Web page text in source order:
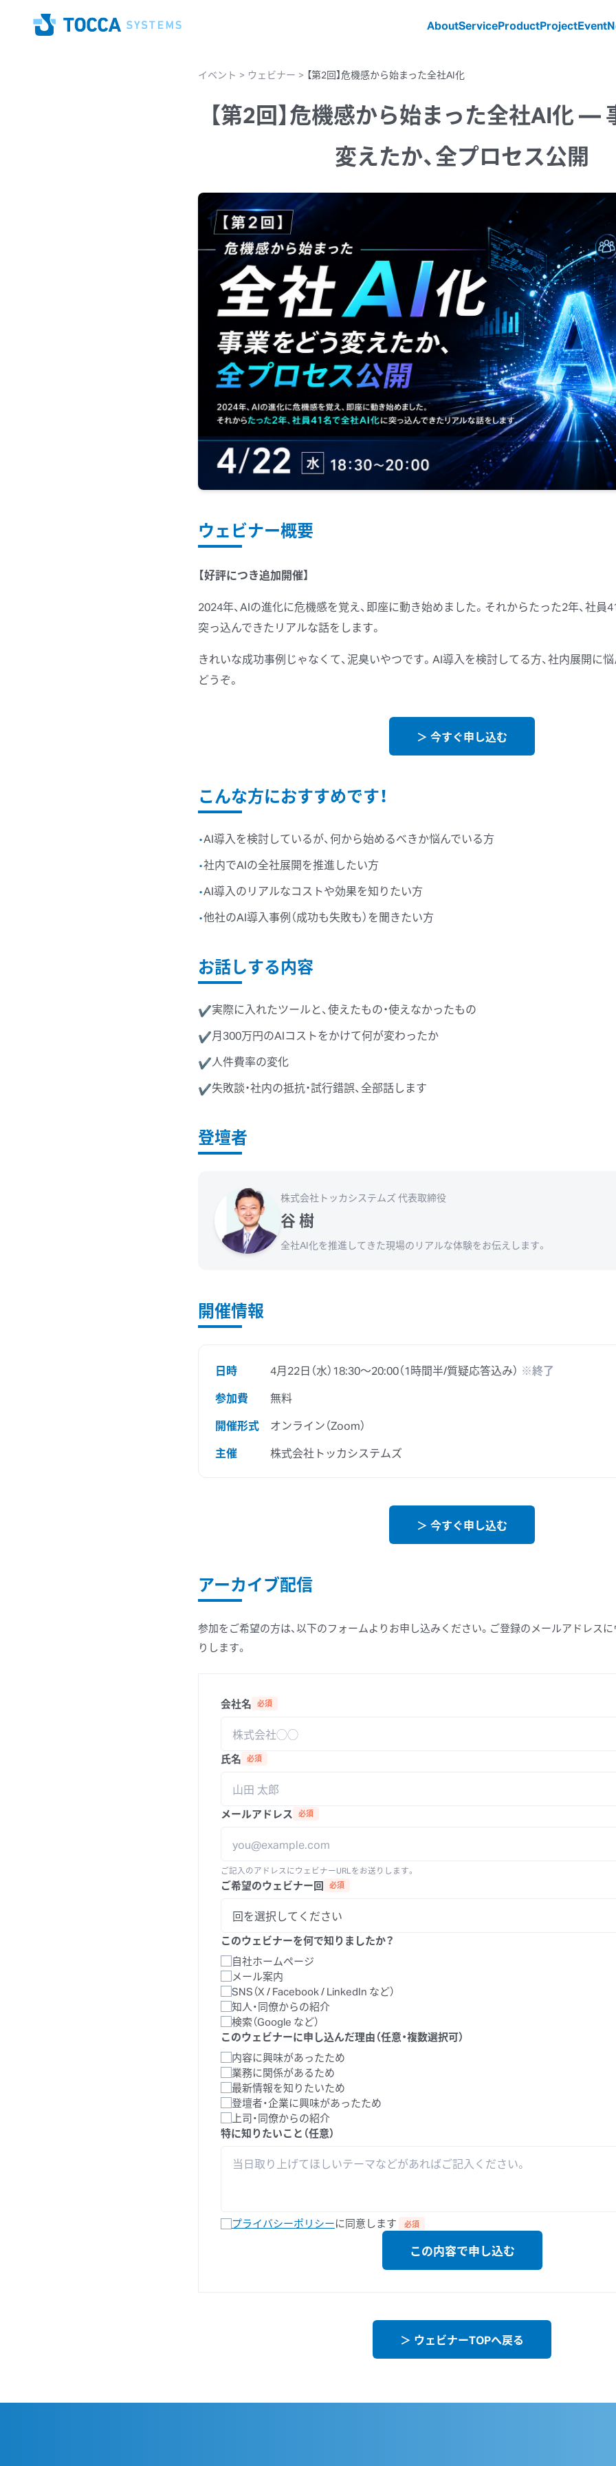
Home AboutServiceProductProjectEvent
イベント > ウェビナー > 【第2回】危機感から始まった全社AI化
【第2回】危機感から始まった全社AI化 ―
変えたか、全プロセス公開
ウェビナー概要
【好評につき追加開催】
2024年、AIの進化に危機感を覚え、 即座に動き始めました。 それからたった2年、社員
突っ込んできたリアルな話を します。
きれいな成功事例じゃなくて、 泥臭いやつです。 AI導入を検討してる方、社内展開に
どうぞ。
＞ 今すぐ申し込む
こんな方におすすめです！
・AI導入を検討しているが、何から始めるべきか悩んでいる方
・社内でAIの全社展開を推進したい方
・AI導入のリアルなコストや効果を知りたい方
・他社のAI導入事例（成功も失敗も）を聞きたい方
お話しする内容
✔実際に入れたツールと、使えたもの・使えなかったもの
✔月300万円のAIコストをかけて何が変わったか
✔人件費率の変化
✔失敗談・社内の抵抗・試行錯誤、全部話します
登壇者
株式会社トッカシステムズ 代表取締役
谷 樹
全社AI化を推進してきた現場のリアルな体験をお伝えします。
開催情報
日時 4月22日（水）18:30〜20:00（1時間半/質疑応答込み） ※終了
参加費
無料
開催形式
オンライン（Zoom）
主催
株式会社トッカシステムズ
＞ 今すぐ申し込む
アーカイブ配信
参加をご希望の方は、以下のフォームよりお申し込みください。ご登録のメールアドレス
りします。
会社名 必須
氏名 必須
メールアドレス 必須
ご記入のアドレスにウェビナーURLをお送りします。
ご希望のウェビナー回 必須
このウェビナーを何で知りましたか？
自社ホームページ
メール案内
SNS（X / Facebook / LinkedIn など）
知人・同僚からの紹介
検索（Google など）
このウェビナーに申し込んだ理由（任意・複数選択可）
内容に興味があったため
業務に関係があるため
最新情報を知りたいため
登壇者・企業に興味があったため
上司・同僚からの紹介
特に知りたいこと（任意）
プライバシーポリシーに同意します 必須
この内容で申し込む
＞ ウェビナーTOPへ戻る